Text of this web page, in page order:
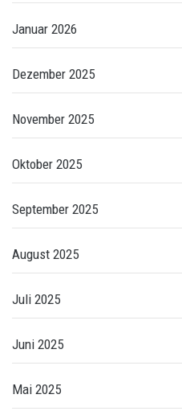
Januar 2026
Dezember 2025
November 2025
Oktober 2025
September 2025
August 2025
Juli 2025
Juni 2025
Mai 2025